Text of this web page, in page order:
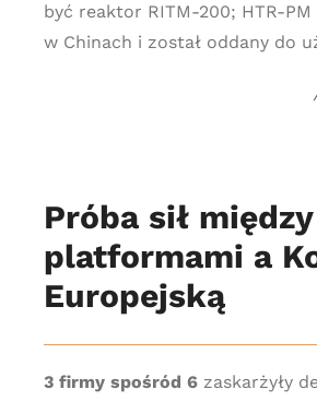
być reaktor RITM-200; HTR-PM
w Chinach i został oddany do
Próba sił między
platformami a
Europejską
3 firmy spośród 6zaskarżyły